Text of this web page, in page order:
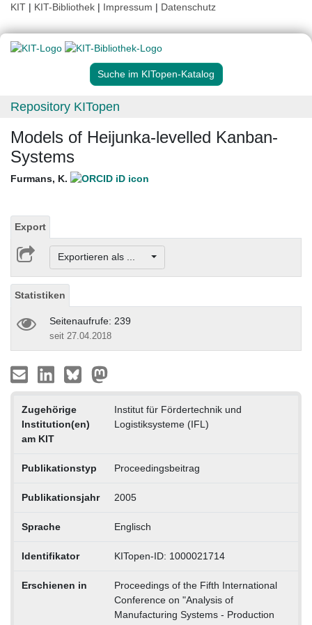
KIT | KIT-Bibliothek | Impressum | Datenschutz
Suche im KITopen-Katalog
Repository KITopen
Models of Heijunka-levelled Kanban-
Systems
Furmans, K.
Export
Exportieren als ...
Statistiken
Seitenaufrufe: 239
seit 27.04.2018
Zugehörige
Institution(en)
am KIT
Institut für Fördertechnik und
Logistiksysteme (IFL)
Publikationstyp Proceedingsbeitrag
Publikationsjahr 2005
Sprache Englisch
Identifikator KITopen-ID: 1000021714
Erschienen in
Proceedings of the Fifth International
Conference on "Analysis of
Manufacturing Systems - Production